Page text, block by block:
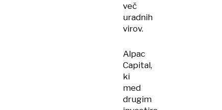
več
uradnih
virov.
Alpac
Capital,
ki
med
drugim